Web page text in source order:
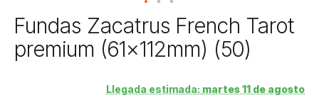
Saltar
al
comienzo
de
Fundas Zacatrus French Tarot
premium (61x112mm) (50)
Llegada estimada: martes 11 de agosto